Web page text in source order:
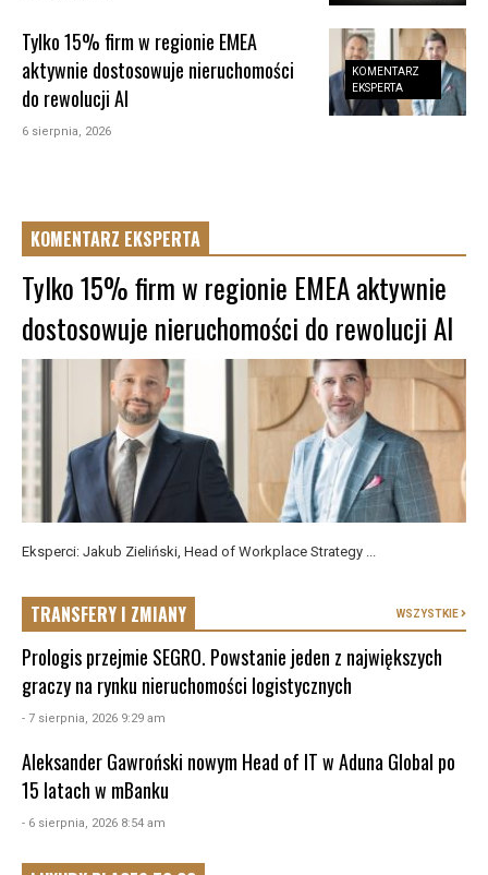
KOMENTARZ
EKSPERTA
Tylko 15% firm w regionie EMEA
aktywnie dostosowuje nieruchomości
do rewolucji AI
6 sierpnia, 2026
KOMENTARZ EKSPERTA
Tylko 15% firm w regionie EMEA aktywnie
dostosowuje nieruchomości do rewolucji AI
Eksperci: Jakub Zieliński, Head of Workplace Strategy ...
TRANSFERY I ZMIANY WSZYSTKIE
Prologis przejmie SEGRO. Powstanie jeden z największych
graczy na rynku nieruchomości logistycznych
- 7 sierpnia, 2026 9:29 am
Aleksander Gawroński nowym Head of IT w Aduna Global po
15 latach w mBanku
- 6 sierpnia, 2026 8:54 am